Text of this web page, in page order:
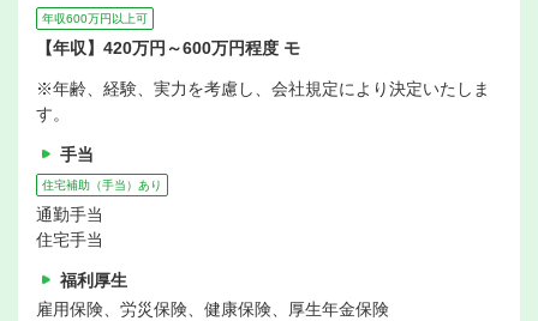
年収600万円以上可
【年収】420万円～600万円程度 モ
※年齢、経験、実力を考慮し、会社規定により決定いたしま
す。
手当
住宅補助（手当）あり
通勤手当
住宅手当
福利厚生
雇用保険、労災保険、健康保険、厚生年金保険